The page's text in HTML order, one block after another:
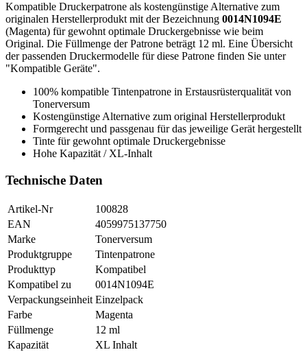
Kompatible Druckerpatrone als kostengünstige Alternative zum
originalen Herstellerprodukt mit der Bezeichnung 0014N1094E
(Magenta) für gewohnt optimale Druckergebnisse wie beim
Original. Die Füllmenge der Patrone beträgt 12 ml. Eine Übersicht
der passenden Druckermodelle für diese Patrone finden Sie unter
"Kompatible Geräte".
100% kompatible Tintenpatrone in Erstausrüsterqualität von
Tonerversum
Kostengünstige Alternative zum original Herstellerprodukt
Formgerecht und passgenau für das jeweilige Gerät hergestellt
Tinte für gewohnt optimale Druckergebnisse
Hohe Kapazität / XL-Inhalt
Technische Daten
Artikel-Nr
100828
EAN
4059975137750
Marke
Tonerversum
Produktgruppe
Tintenpatrone
Produkttyp
Kompatibel
Kompatibel zu
0014N1094E
Verpackungseinheit Einzelpack
Farbe
Magenta
Füllmenge
12 ml
Kapazität
XL Inhalt